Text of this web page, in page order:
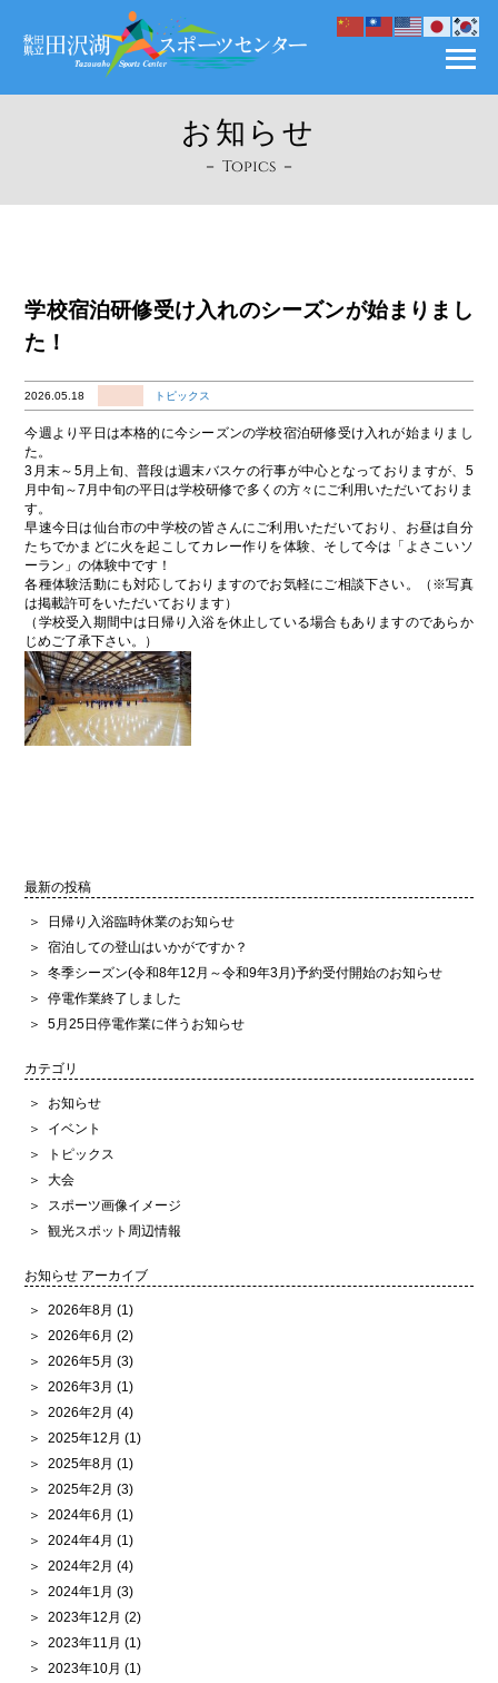
お知らせ
－ Topics －
学校宿泊研修受け入れのシーズンが始まりまし
た！
2026.05.18 トピックス
今週より平日は本格的に今シーズンの学校宿泊研修受け入れが始まりまし
た。
3月末～5月上旬、普段は週末バスケの行事が中心となっておりますが、5
月中旬～7月中旬の平日は学校研修で多くの方々にご利用いただいておりま
す。
早速今日は仙台市の中学校の皆さんにご利用いただいており、お昼は自分
たちでかまどに火を起こしてカレー作りを体験、そして今は「よさこいソ
ーラン」の体験中です！
各種体験活動にも対応しておりますのでお気軽にご相談下さい。（※写真
は掲載許可をいただいております）
（学校受入期間中は日帰り入浴を休止している場合もありますのであらか
じめご了承下さい。）
最新の投稿
日帰り入浴臨時休業のお知らせ
宿泊しての登山はいかがですか？
冬季シーズン(令和8年12月～令和9年3月)予約受付開始のお知らせ
停電作業終了しました
5月25日停電作業に伴うお知らせ
カテゴリ
お知らせ
イベント
トピックス
大会
スポーツ画像イメージ
観光スポット周辺情報
お知らせ アーカイブ
2026年8月(1)
2026年6月(2)
2026年5月(3)
2026年3月(1)
2026年2月(4)
2025年12月(1)
2025年8月(1)
2025年2月(3)
2024年6月(1)
2024年4月(1)
2024年2月(4)
2024年1月(3)
2023年12月(2)
2023年11月(1)
2023年10月(1)